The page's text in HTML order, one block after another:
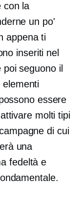
con la
un po'
appena ti
inseriti nel
seguono il
essere
molti tipi
di cui
una
fedeltà e